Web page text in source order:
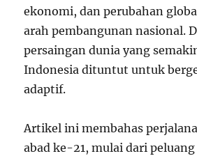
ekonomi, dan perubahan
arah pembangunan nasional.
persaingan dunia yang
Indonesia dituntut untuk
adaptif.
Artikel ini membahas
abad ke-21, mulai dari